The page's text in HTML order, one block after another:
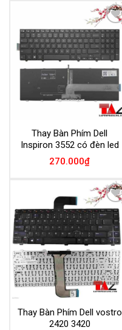
Add to
Wishlist
Thay Bàn Phím Dell
Inspiron 3552 có đèn led
270.000₫
Add to
Wishlist
Thay Bàn Phím Dell vostro
2420 3420